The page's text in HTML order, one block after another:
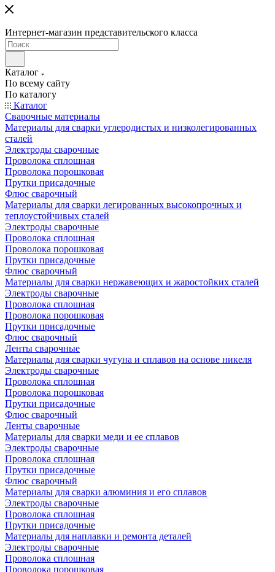
Интернет-магазин представительского класса
Каталог
По всему сайту
По каталогу
Каталог
Сварочные материалы
Материалы для сварки углеродистых и низколегированных
сталей
Электроды сварочные
Проволока сплошная
Проволока порошковая
Прутки присадочные
Флюс сварочный
Материалы для сварки легированных высокопрочных и
теплоустойчивых сталей
Электроды сварочные
Проволока сплошная
Проволока порошковая
Прутки присадочные
Флюс сварочный
Материалы для сварки нержавеющих и жаростойких сталей
Электроды сварочные
Проволока сплошная
Проволока порошковая
Прутки присадочные
Флюс сварочный
Ленты сварочные
Материалы для сварки чугуна и сплавов на основе никеля
Электроды сварочные
Проволока сплошная
Проволока порошковая
Прутки присадочные
Флюс сварочный
Ленты сварочные
Материалы для сварки меди и ее сплавов
Электроды сварочные
Проволока сплошная
Прутки присадочные
Флюс сварочный
Материалы для сварки алюминия и его сплавов
Электроды сварочные
Проволока сплошная
Прутки присадочные
Материалы для наплавки и ремонта деталей
Электроды сварочные
Проволока сплошная
Проволока порошковая